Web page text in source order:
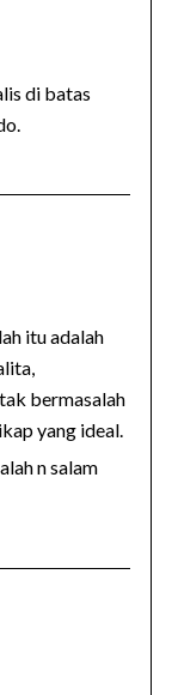
di batas
itu adalah
bermasalah
yang ideal.
n salam